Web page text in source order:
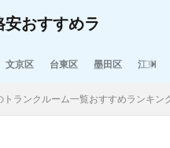
おすすめラ
文京区 台東区 墨田区 江東区
トランクルーム一覧おすすめランキン